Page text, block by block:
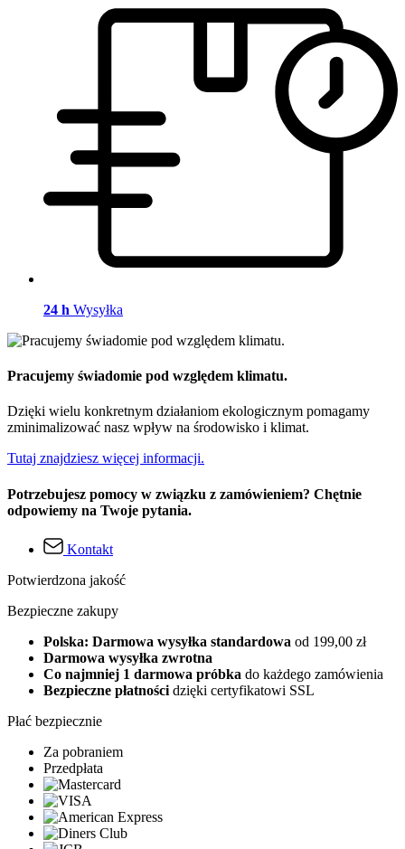
24 h Wysyłka
Pracujemy świadomie pod względem klimatu.
Dzięki wielu konkretnym działaniom ekologicznym pomagamy
zminimalizować nasz wpływ na środowisko i klimat.
Tutaj znajdziesz więcej informacji.
Potrzebujesz pomocy w związku z zamówieniem? Chętnie
odpowiemy na Twoje pytania.
Kontakt
Potwierdzona jakość
Bezpieczne zakupy
Polska: Darmowa wysyłka standardowa od 199,00 zł
Darmowa wysyłka zwrotna
Co najmniej 1 darmowa próbka do każdego zamówienia
Bezpieczne płatności dzięki certyfikatowi SSL
Płać bezpiecznie
Za pobraniem
Przedpłata